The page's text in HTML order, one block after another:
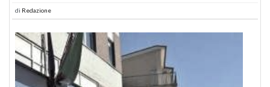
di Redazione